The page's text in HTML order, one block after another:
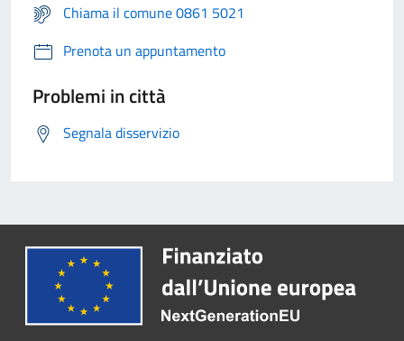
Chiama il comune 0861 5021
Prenota un appuntamento
Problemi in città
Segnala disservizio